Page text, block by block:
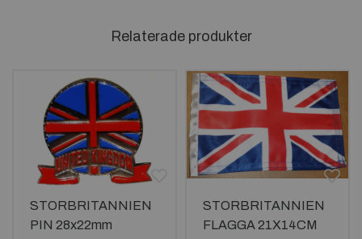
Relaterade produkter
STORBRITANNIEN
PIN 28x22mm
STORBRITANNIEN
FLAGGA 21X14CM